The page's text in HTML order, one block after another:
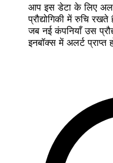
आप इस डेटा के लिए
प्रौद्योगिकी में रुचि
जब नई कंपनियाँ उस
इनबॉक्स में अलर्ट प्राप्त